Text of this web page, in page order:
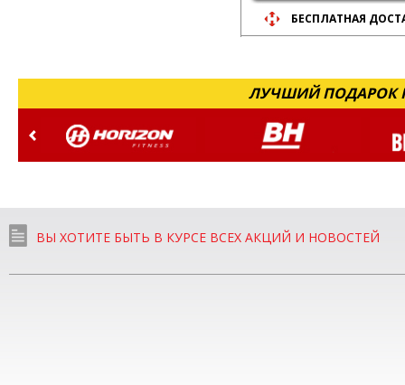
БЕСПЛАТНАЯ
ЛУЧШИЙ ПОДАРОК
ВЫ ХОТИТЕ БЫТЬ В КУРСЕ ВСЕХ АКЦИЙ И НОВОСТЕЙ